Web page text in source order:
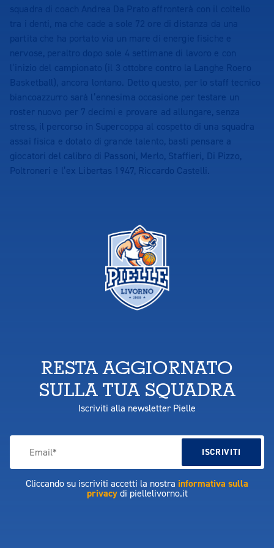
l’inizio del campionato (il 3 ottobre contro la Langhe Roero
Basketball), ancora lontano. Detto questo, per lo staff tecnico
biancoazzurro sarà l’ennesima occasione per testare un
roster nuovo per 7 decimi e provare ad allungare, senza
stress, il percorso in Supercoppa al cospetto di una squadra
assai fisica e dotato di grande talento, basti pensare a
giocatori del calibro di Passoni, Merlo, Staffieri, Di Pizzo,
Poltroneri e l’ex Libertas 1947, Riccardo Castelli.
RESTA AGGIORNATO
SULLA TUA SQUADRA
Iscriviti alla newsletter Pielle
Cliccando su iscriviti accetti la nostra informativa sulla
privacydi piellelivorno.it